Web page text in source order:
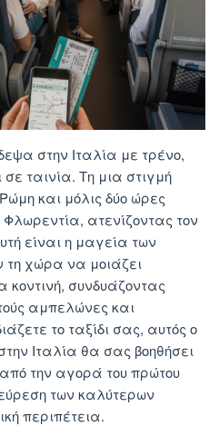
στην Ιταλία με τρένο,
ταινία. Τη μια στιγμή
και μόλις δύο ώρες
ατενίζοντας τον
είναι η μαγεία των
τη χώρα να μοιάζει
συνδυάζοντας
αμπελώνες και
το ταξίδι σας, αυτός ο
Ιταλία θα σας βοηθήσει
την αγορά του πρώτου
των καλύτερων
περιπέτεια.